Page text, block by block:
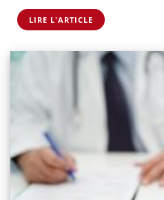
LIRE L'ARTICLE